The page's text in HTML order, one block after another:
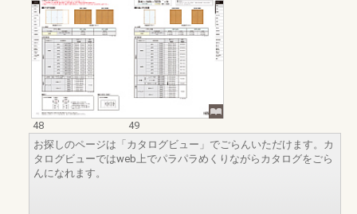
48
49
お探しのページは「カタログビュー」でごらんいただけます。カ
タログビューではweb上でパラパラめくりながらカタログをごら
んになれます。